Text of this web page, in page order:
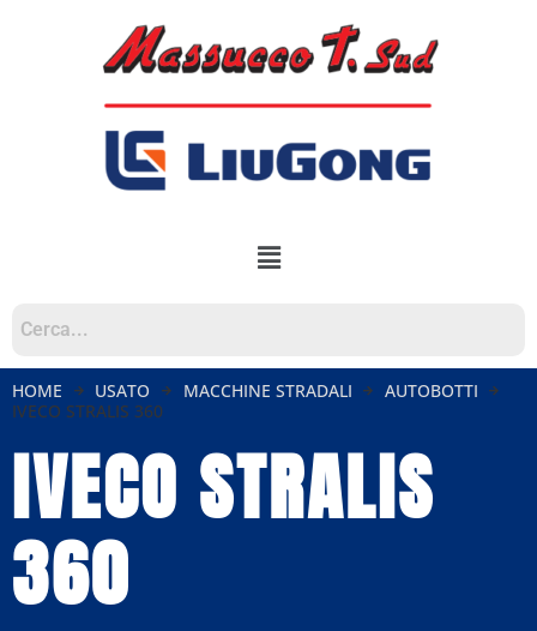
HOME USATO MACCHINE STRADALI
AUTOBOTTI
IVECO STRALIS 360
IVECO STRALIS
360